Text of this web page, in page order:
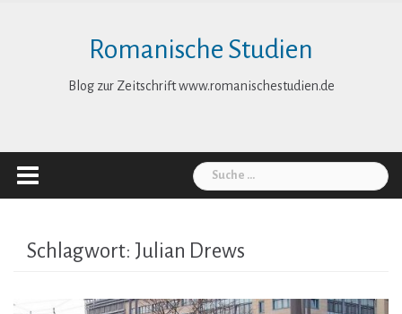
Romanische Studien
Blog zur Zeitschrift www.romanischestudien.de
Suche
nach:
Schlagwort: Julian Drews